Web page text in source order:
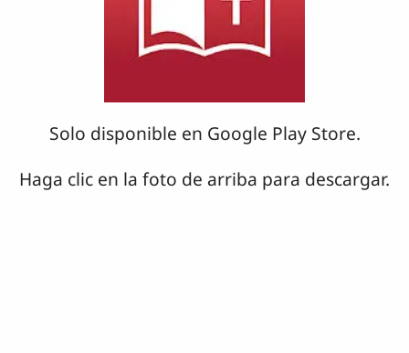
Solo disponible en Google Play Store.
Haga clic en la foto de arriba para descargar.